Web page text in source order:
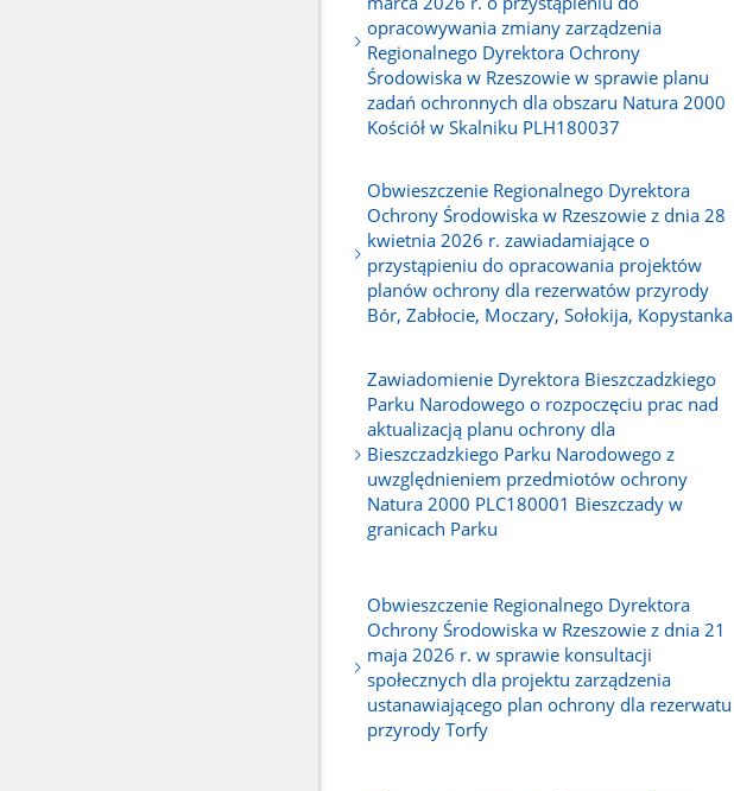
opracowywania zmiany zarządzenia
Regionalnego Dyrektora Ochrony
Środowiska w Rzeszowie w sprawie planu
zadań ochronnych dla obszaru Natura 2000
Kościół w Skalniku PLH180037
Obwieszczenie Regionalnego Dyrektora
Ochrony Środowiska w Rzeszowie z dnia 28
kwietnia 2026 r. zawiadamiające o
przystąpieniu do opracowania projektów
planów ochrony dla rezerwatów przyrody
Bór, Zabłocie, Moczary, Sołokija, Kopystanka
Zawiadomienie Dyrektora Bieszczadzkiego
Parku Narodowego o rozpoczęciu prac nad
aktualizacją planu ochrony dla
Bieszczadzkiego Parku Narodowego z
uwzględnieniem przedmiotów ochrony
Natura 2000 PLC180001 Bieszczady w
granicach Parku
Obwieszczenie Regionalnego Dyrektora
Ochrony Środowiska w Rzeszowie z dnia 21
maja 2026 r. w sprawie konsultacji
społecznych dla projektu zarządzenia
ustanawiającego plan ochrony dla rezerwatu
przyrody Torfy